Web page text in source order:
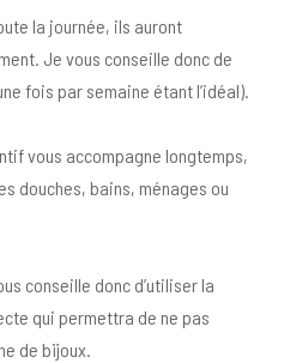
la journée, ils auront
Je vous conseille donc de
fois par semaine étant l’idéal).
vous accompagne longtemps,
douches, bains, ménages ou
conseille donc d’utiliser la
qui permettra de ne pas
de bijoux.